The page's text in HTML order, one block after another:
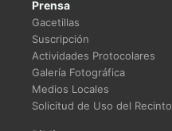
Prensa
Gacetillas
Suscripción
Actividades Protocolares
Galería Fotográfica
Medios Locales
Solicitud de Uso del Recinto